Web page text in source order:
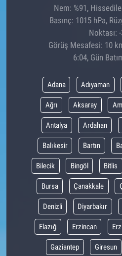
Nem: %91,
Basınç: 1015 hPa,
Noktası:
Görüş Mesafesi: 10
6:04, Gün
Adana Adıyaman
Ağrı Aksaray
Antalya Ardahan
Balıkesir Bartın
Bilecik Bingöl Bitlis
Bursa Çanakkale
Denizli Diyarbakır
Elazığ Erzincan
Gaziantep Giresun